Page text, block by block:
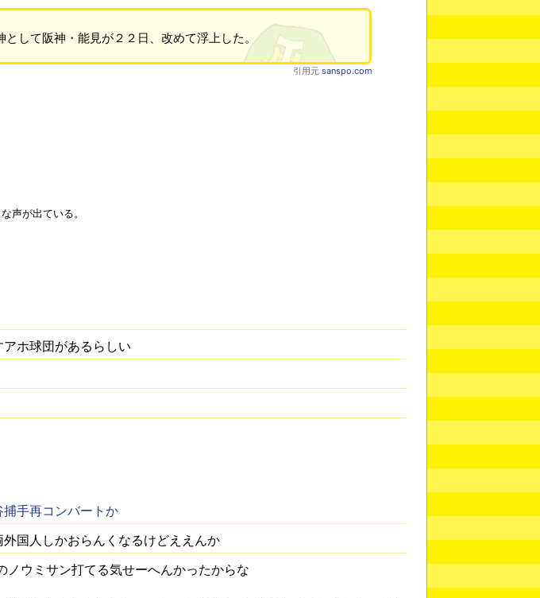
として阪神・能見が２２日、改めて浮上した。
引用元 sanspo.com
声が出ている。
ホ球団があるらしい
捕手再コンバートか
国人しかおらんくなるけどええんか
ノウミサン打てる気せーへんかったからな